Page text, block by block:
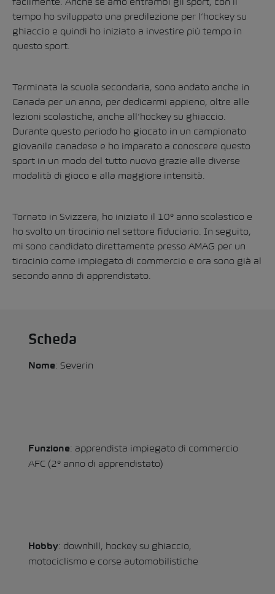
tempo ho sviluppato una predilezione per l’hockey su
ghiaccio e quindi ho iniziato a investire più tempo in
questo sport.
Terminata la scuola secondaria, sono andato anche in
Canada per un anno, per dedicarmi appieno, oltre alle
lezioni scolastiche, anche all’hockey su ghiaccio.
Durante questo periodo ho giocato in un campionato
giovanile canadese e ho imparato a conoscere questo
sport in un modo del tutto nuovo grazie alle diverse
modalità di gioco e alla maggiore intensità.
Tornato in Svizzera, ho iniziato il 10° anno scolastico e
ho svolto un tirocinio nel settore fiduciario. In seguito,
mi sono candidato direttamente presso AMAG per un
tirocinio come impiegato di commercio e ora sono già al
secondo anno di apprendistato.
Scheda
Nome: Severin
Funzione: apprendista impiegato di commercio
AFC (2° anno di apprendistato)
Hobby: downhill, hockey su ghiaccio,
motociclismo e corse automobilistiche